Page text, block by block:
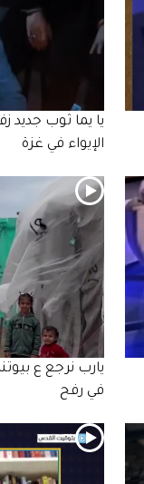
يا يما ثوب جديد
الإيواء في غزة
يارب نرجع ع
في رفح